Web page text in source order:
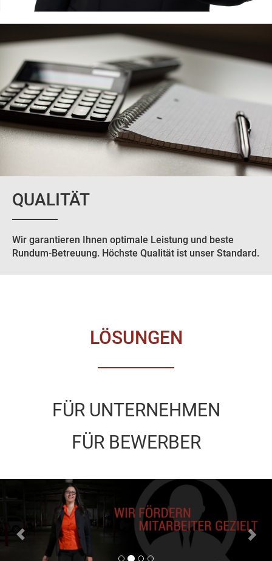
QUALITÄT
Wir garantieren Ihnen optimale Leistung und beste
Rundum-Betreuung. Höchste Qualität ist unser Standard.
LÖSUNGEN
FÜR UNTERNEHMEN
FÜR BEWERBER
Previous